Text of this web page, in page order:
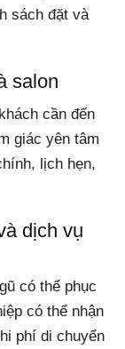
sách đặt và
salon
cần đến
giác yên tâm
lịch hẹn,
dịch vụ
có thể phục
có thể nhận
phí di chuyển